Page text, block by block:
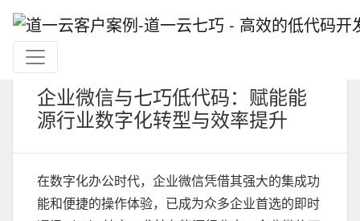
企业微信与七巧低代码：赋能能
源行业数字化转型与效率提升
在数字化办公时代，企业微信凭借其强大的集成功
能和便捷的操作体验，已成为众多企业首选的即时